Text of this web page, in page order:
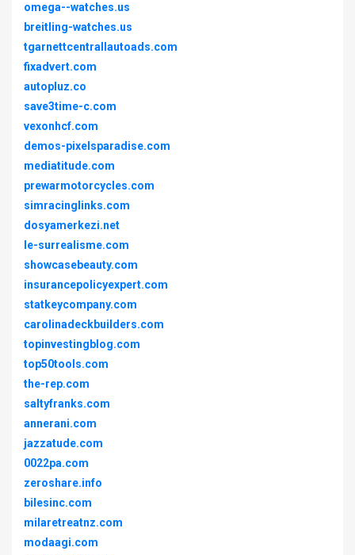
omega--watches.us
breitling-watches.us
tgarnettcentrallautoads.com
fixadvert.com
autopluz.co
save3time-c.com
vexonhcf.com
demos-pixelsparadise.com
mediatitude.com
prewarmotorcycles.com
simracinglinks.com
dosyamerkezi.net
le-surrealisme.com
showcasebeauty.com
insurancepolicyexpert.com
statkeycompany.com
carolinadeckbuilders.com
topinvestingblog.com
top50tools.com
the-rep.com
saltyfranks.com
annerani.com
jazzatude.com
0022pa.com
zeroshare.info
bilesinc.com
milaretreatnz.com
modaagi.com